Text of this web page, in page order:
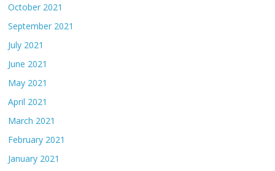
October 2021
September 2021
July 2021
June 2021
May 2021
April 2021
March 2021
February 2021
January 2021